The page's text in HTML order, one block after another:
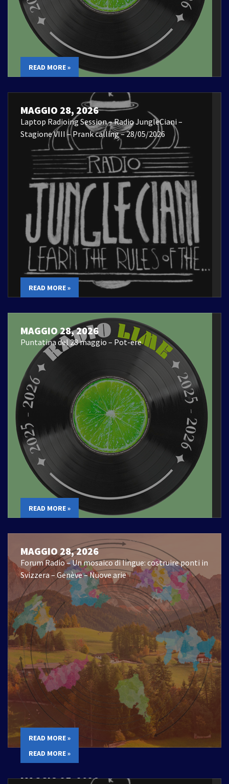
READ MORE »
MAGGIO 28, 2026
Laptop Radioing Session – Radio JungleCiani –
Stagione VIII – Prank calling – 28/05/2026
READ MORE »
MAGGIO 28, 2026
Puntatina del 28 maggio – Pot-ere
READ MORE »
MAGGIO 28, 2026
Forum Radio – Un mosaico di lingue: costruire ponti in
Svizzera – Genève – Nuove arie
READ MORE »
MAGGIO 25, 2026
READ MORE »